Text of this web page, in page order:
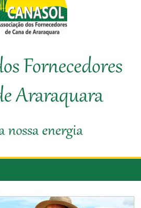
da
Fornecedores
Araraquara
nossa energia